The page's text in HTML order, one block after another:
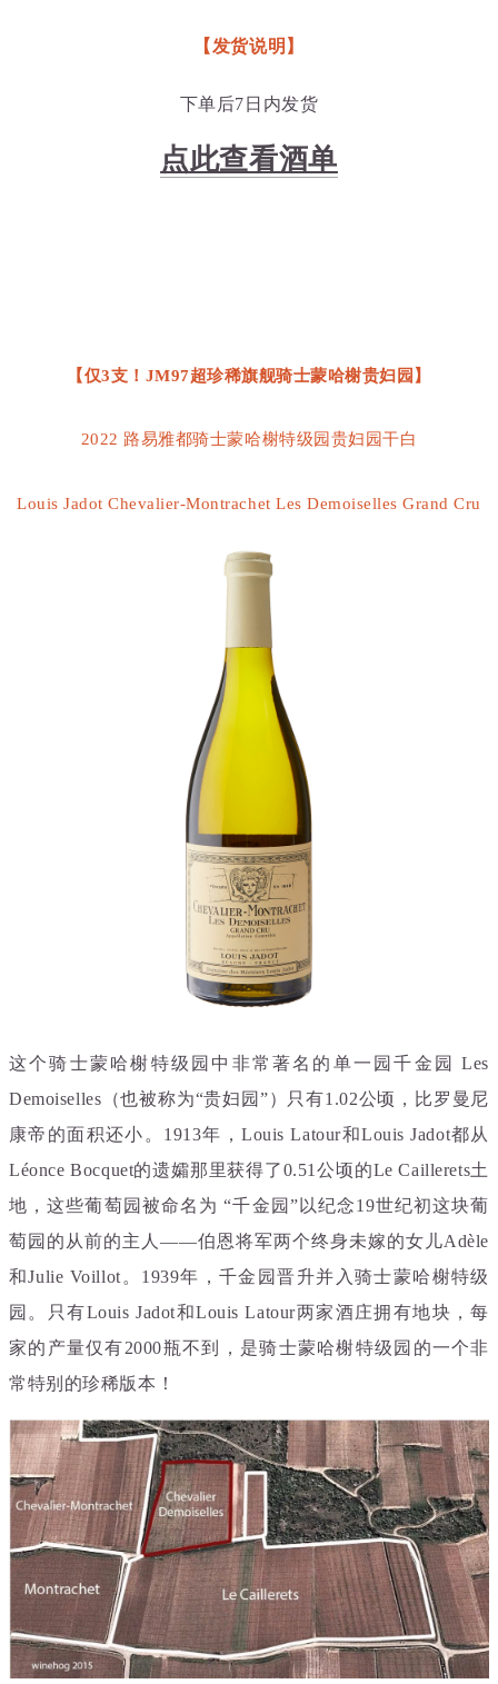
【发货说明】
下单后7日内发货
点此查看酒单
【仅3支！JM97超珍稀旗舰骑士蒙哈榭贵妇园】
2022 路易雅都骑士蒙哈榭特级园贵妇园干白
Louis Jadot Chevalier-Montrachet Les Demoiselles Grand Cru
这个骑士蒙哈榭特级园中非常著名的单一园千金园 Les
Demoiselles（也被称为“贵妇园”）只有1.02公顷，比罗曼尼
康帝的面积还小。1913年，Louis Latour和Louis Jadot都从
Léonce Bocquet的遗孀那里获得了0.51公顷的Le Caillerets土
地，这些葡萄园被命名为 “千金园”以纪念19世纪初这块葡
萄园的从前的主人——伯恩将军两个终身未嫁的女儿Adèle
和Julie Voillot。1939年，千金园晋升并入骑士蒙哈榭特级
园。只有Louis Jadot和Louis Latour两家酒庄拥有地块，每
家的产量仅有2000瓶不到，是骑士蒙哈榭特级园的一个非
常特别的珍稀版本！